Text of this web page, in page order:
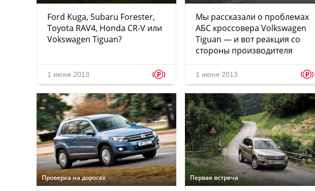
Ford Kuga, Subaru Forester,
Toyota RAV4, Honda CR-V или
Vokswagen Tiguan?
1 июня 2013 p
Мы рассказали о проблемах
АБС кроссовера Volkswagen
Tiguan — и вот реакция со
стороны производителя
1 июня 2013 p
Проверка на дорогах Первая встреча